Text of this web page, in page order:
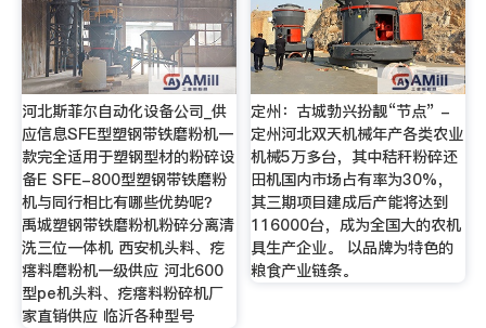
河北斯菲尔自动化设备公司_供
应信息SFE型塑钢带铁磨粉机一
款完全适用于塑钢型材的粉碎设
备E SFE-800型塑钢带铁磨粉
机与同行相比有哪些优势呢？
禹城塑钢带铁磨粉机粉碎分离清
洗三位一体机 西安机头料、疙
瘩料磨粉机一级供应 河北600
型pe机头料、疙瘩料粉碎机厂
家直销供应 临沂各种型号
定州：古城勃兴扮靓“节点” -
定州河北双天机械年产各类农业
机械5万多台，其中秸秆粉碎还
田机国内市场占有率为30%，
其三期项目建成后产能将达到
116000台，成为全国大的农机
具生产企业。 以品牌为特色的
粮食产业链条。